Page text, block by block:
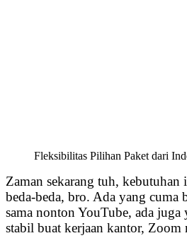
Fleksibilitas Pilihan Paket dari
Zaman sekarang tuh, kebutuhan
beda-beda, bro. Ada yang cuma
sama nonton YouTube, ada
stabil buat kerjaan kantor, Zoom